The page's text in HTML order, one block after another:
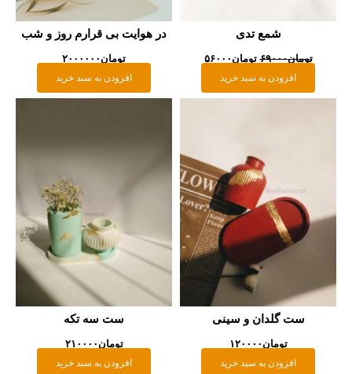
شمع تدی
تومان۶۹۰۰۰ تومان۵۶۰۰۰
افزودن به سبد خرید
در هوایت بی قرارم روز و شب
تومان۲۰۰۰۰۰۰
افزودن به سبد خرید
ست گلدان و سینی
تومان۱۲۰۰۰۰
افزودن به سبد خرید
ست سه تکه
تومان۲۱۰۰۰۰
افزودن به سبد خرید